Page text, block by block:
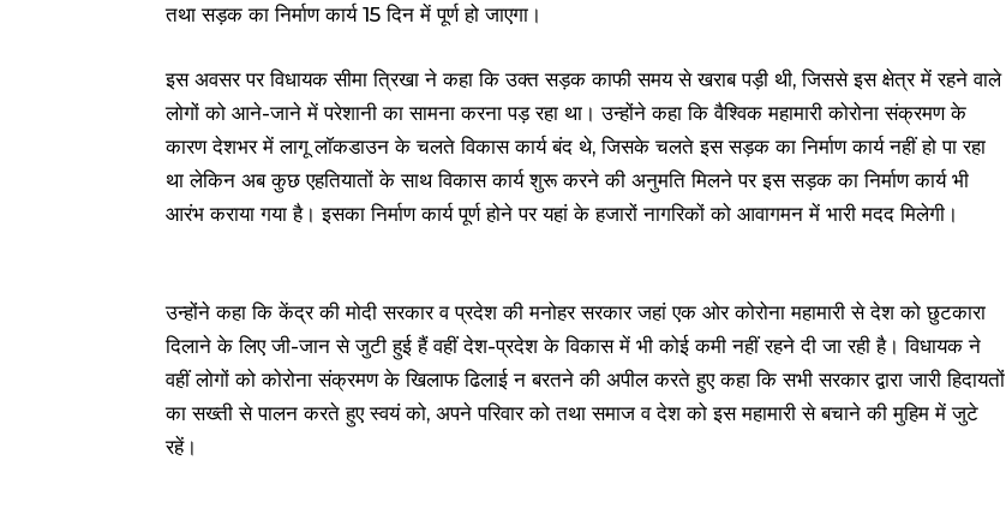
तथा सड़क का निर्माण कार्य 15 दिन में पूर्ण हो जाएगा।
इस अवसर पर विधायक सीमा त्रिखा ने कहा कि उक्त सड़क काफी समय से खराब पड़ी थी, जिससे इस क्षेत्र में रहने वाले
लोगों को आने-जाने में परेशानी का सामना करना पड़ रहा था। उन्होंने कहा कि वैश्विक महामारी कोरोना संक्रमण के
कारण देशभर में लागू लाॅकडाउन के चलते विकास कार्य बंद थे, जिसके चलते इस सड़क का निर्माण कार्य नहीं हो पा रहा
था लेकिन अब कुछ एहतियातों के साथ विकास कार्य शुरू करने की अनुमति मिलने पर इस सड़क का निर्माण कार्य भी
आरंभ कराया गया है। इसका निर्माण कार्य पूर्ण होने पर यहां के हजारों नागरिकों को आवागमन में भारी मदद मिलेगी।
उन्होंने कहा कि केंद्र की मोदी सरकार व प्रदेश की मनोहर सरकार जहां एक ओर कोरोना महामारी से देश को छुटकारा
दिलाने के लिए जी-जान से जुटी हुई हैं वहीं देश-प्रदेश के विकास में भी कोई कमी नहीं रहने दी जा रही है। विधायक ने
वहीं लोगों को कोरोना संक्रमण के खिलाफ ढिलाई न बरतने की अपील करते हुए कहा कि सभी सरकार द्वारा जारी हिदायतों
का सख्ती से पालन करते हुए स्वयं को, अपने परिवार को तथा समाज व देश को इस महामारी से बचाने की मुहिम में जुटे
रहें।